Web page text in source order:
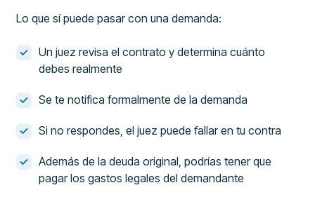
Lo que sí puede pasar con una demanda:
Un juez revisa el contrato y determina cuánto
debes realmente
Se te notifica formalmente de la demanda
Si no respondes, el juez puede fallar en tu contra
Además de la deuda original, podrías tener que
pagar los gastos legales del demandante